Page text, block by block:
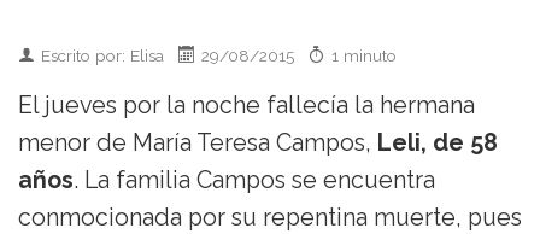
Escrito por: Elisa 29/08/2015 1 minuto
El jueves por la noche fallecía la hermana
menor de María Teresa Campos, Leli, de 58
años. La familia Campos se encuentra
conmocionada por su repentina muerte, pues